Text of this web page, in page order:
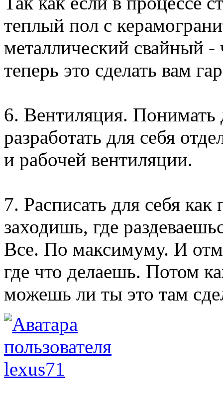
теплый пол с
металлический свайный
теперь это сделать вам
6. Вентиляция. Понимать
разработать для себя
и рабочей вентиляции.
7. Расписать для себя
заходишь, где
Все. По максимуму. И
где что делаешь. Потом
можешь ли ты это там
lexus71